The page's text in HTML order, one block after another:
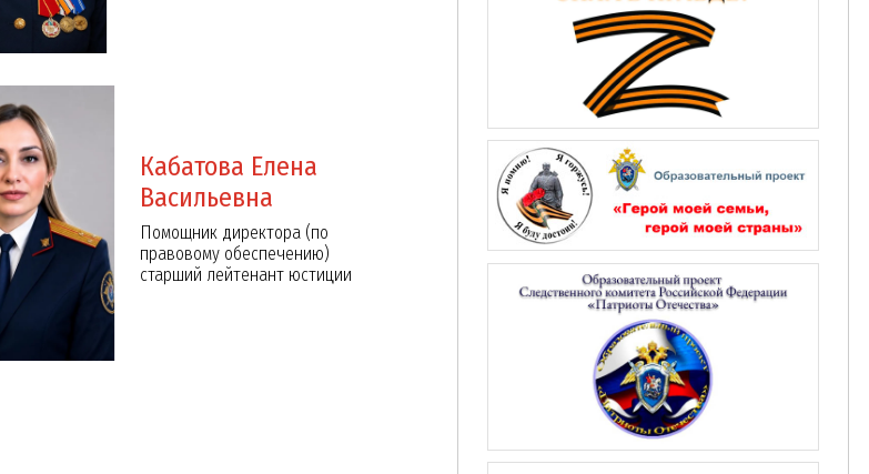
Кабатова Елена
Васильевна
Помощник директора (по
правовому обеспечению)
старший лейтенант юстиции